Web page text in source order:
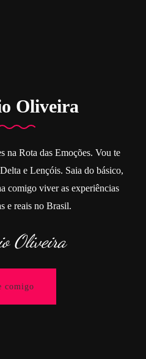
Oliveira
na Rota das Emoções. Vou te
e Lençóis. Saia do básico,
comigo viver as experiências
e reais no Brasil.
Oliveira
comigo